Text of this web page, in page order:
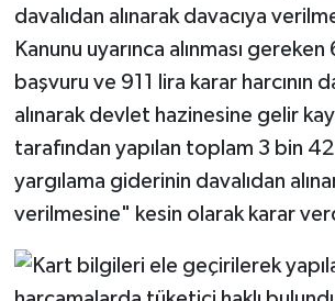
davalıdan alınarak davacıya
Kanunu uyarınca alınması gereken
başvuru ve 911 lira karar harcının
alınarak devlet hazinesine gelir
tarafından yapılan toplam 3 bin 42
yargılama giderinin davalıdan
verilmesine" kesin olarak karar